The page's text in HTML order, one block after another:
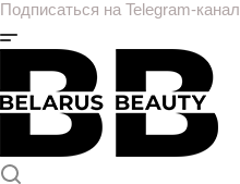
Подписаться на Telegram-канал